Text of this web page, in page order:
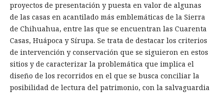
proyectos de presentación y puesta en valor de algunas
de las casas en acantilado más emblemáticas de la Sierra
de Chihuahua, entre las que se encuentran las Cuarenta
Casas, Huápoca y Sírupa. Se trata de destacar los criterios
de intervención y conservación que se siguieron en estos
sitios y de caracterizar la problemática que implica el
diseño de los recorridos en el que se busca conciliar la
posibilidad de lectura del patrimonio, con la salvaguardia